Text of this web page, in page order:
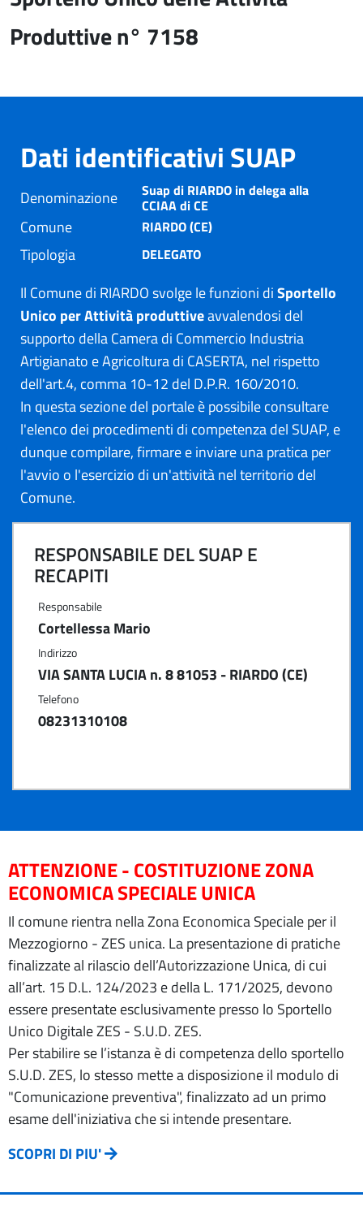
Produttive n° 7158
Dati identificativi SUAP
Denominazione Suap di RIARDO in delega alla
CCIAA di CE
Comune RIARDO (CE)
Tipologia DELEGATO
Il Comune di RIARDO svolge le funzioni diSportello
Unico per Attività produttiveavvalendosi del
supporto della Camera di Commercio Industria
Artigianato e Agricoltura di CASERTA, nel rispetto
dell'art.4, comma 10-12 del D.P.R. 160/2010.
In questa sezione del portale è possibile consultare
l'elenco dei procedimenti di competenza del SUAP, e
dunque compilare, firmare e inviare una pratica per
l'avvio o l'esercizio di un'attività nel territorio del
Comune.
RESPONSABILE DEL SUAP E
RECAPITI
Responsabile
Cortellessa Mario
Indirizzo
VIA SANTA LUCIA n. 8 81053 - RIARDO (CE)
Telefono
08231310108
ATTENZIONE - COSTITUZIONE ZONA
ECONOMICA SPECIALE UNICA
Il comune rientra nella Zona Economica Speciale per il
Mezzogiorno - ZES unica. La presentazione di pratiche
finalizzate al rilascio dell’Autorizzazione Unica, di cui
all’art. 15 D.L. 124/2023 e della L. 171/2025, devono
essere presentate esclusivamente presso lo Sportello
Unico Digitale ZES - S.U.D. ZES.
Per stabilire se l’istanza è di competenza dello sportello
S.U.D. ZES, lo stesso mette a disposizione il modulo di
"Comunicazione preventiva", finalizzato ad un primo
esame dell'iniziativa che si intende presentare.
SCOPRI DI PIU'